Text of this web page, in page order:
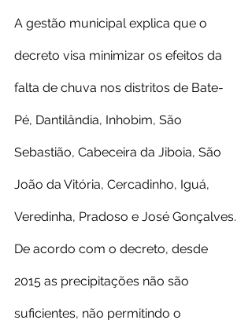
A gestão municipal explica que o
decreto visa minimizar os efeitos da
falta de chuva nos distritos de Bate-
Pé, Dantilândia, Inhobim, São
Sebastião, Cabeceira da Jiboia, São
João da Vitória, Cercadinho, Iguá,
Veredinha, Pradoso e José Gonçalves.
De acordo com o decreto, desde
2015 as precipitações não são
suficientes, não permitindo o